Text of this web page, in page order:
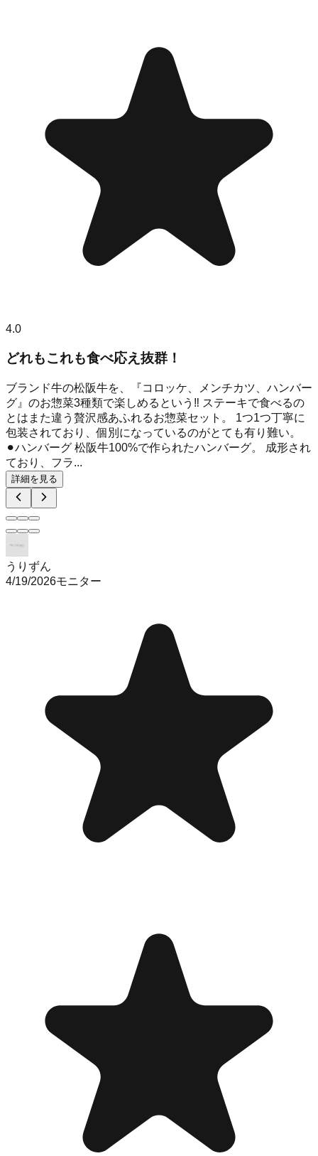
4.0
どれもこれも食べ応え抜群！
ブランド牛の松阪牛を、『コロッケ、メンチカツ、ハンバー
グ』のお惣菜3種類で楽しめるという‼︎ ステーキで食べるの
とはまた違う贅沢感あふれるお惣菜セット。 1つ1つ丁寧に
包装されており、個別になっているのがとても有り難い。
⚫︎ハンバーグ 松阪牛100%で作られたハンバーグ。 成形され
ており、フラ...
詳細を見る
うりずん
4/19/2026モニター